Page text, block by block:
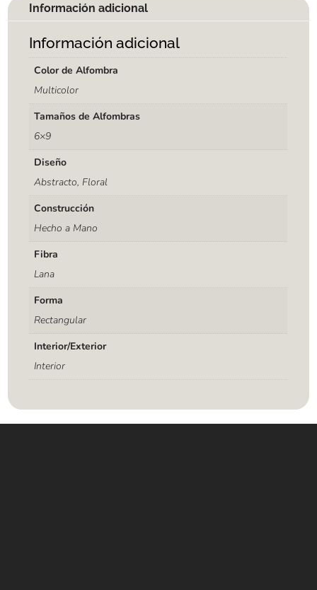
Información adicional
Información adicional
Color de Alfombra
Multicolor
Tamaños de Alfombras
6×9
Diseño
Abstracto, Floral
Construcción
Hecho a Mano
Fibra
Lana
Forma
Rectangular
Interior/Exterior
Interior